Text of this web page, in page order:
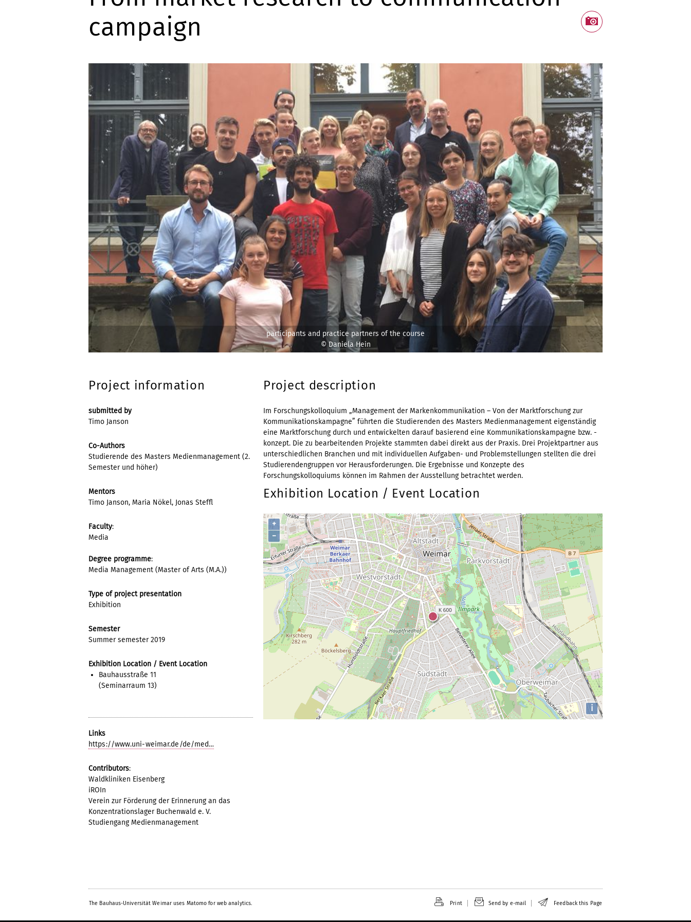
campaign
participants and practice partners of the course
© Daniela Hein
Project information
submitted by
Timo Janson
Co-Authors
Studierende des Masters Medienmanagement (2.
Semester und höher)
Mentors
Timo Janson, Maria Nökel, Jonas Steffl
Faculty:
Media
Degree programme:
Media Management (Master of Arts (M.A.))
Type of project presentation
Exhibition
Semester
Summer semester 2019
Exhibition Location / Event Location
Bauhausstraße 11
(Seminarraum 13)
Links
https://www.uni-weimar.de/de/med…
Contributors:
Waldkliniken Eisenberg
iROIn
Verein zur Förderung der Erinnerung an das
Konzentrationslager Buchenwald e. V.
Studiengang Medienmanagement
Project description
Im Forschungskolloquium „Management der Markenkommunikation – Von der Marktforschung zur
Kommunikationskampagne” führten die Studierenden des Masters Medienmanagement eigenständig
eine Marktforschung durch und entwickelten darauf basierend eine Kommunikationskampagne bzw. -
konzept. Die zu bearbeitenden Projekte stammten dabei direkt aus der Praxis. Drei Projektpartner aus
unterschiedlichen Branchen und mit individuellen Aufgaben- und Problemstellungen stellten die drei
Studierendengruppen vor Herausforderungen. Die Ergebnisse und Konzepte des
Forschungskolloquiums können im Rahmen der Ausstellung betrachtet werden.
Exhibition Location / Event Location
+
−
i
The Bauhaus-Universität Weimar uses Matomo for web analytics. Print Send by e-mail Feedback this Page